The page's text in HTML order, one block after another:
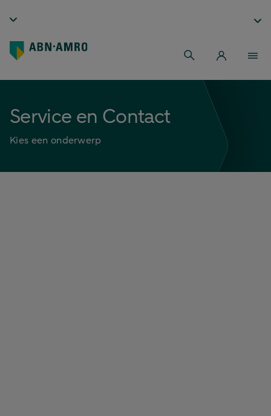
Service en Contact
Kies een onderwerp